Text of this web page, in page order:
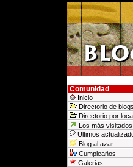
Comunidad
Inicio
Directorio de blogs
Directorio por
Los más visitados
Ultimos
Blog al azar
Cumpleaños
Galerias